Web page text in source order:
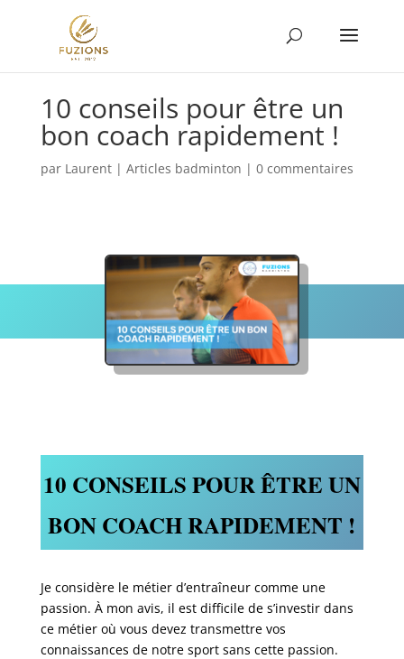
10 conseils pour être un
bon coach rapidement !
par Laurent| Articles badminton | 0 commentaires
10 CONSEILS POUR ÊTRE UN
BON COACH RAPIDEMENT !
Je considère le métier d’entraîneur comme une
passion. À mon avis, il est difficile de s’investir dans
ce métier où vous devez transmettre vos
connaissances de notre sport sans cette passion.